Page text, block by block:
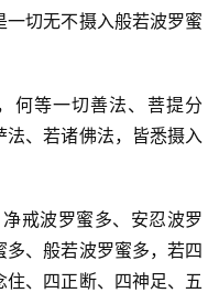
切无不摄入般若波罗蜜
何等一切善法、菩提分
、若诸佛法，皆悉摄入
戒波罗蜜多、安忍波罗
、般若波罗蜜多，若四
、四正断、四神足、五